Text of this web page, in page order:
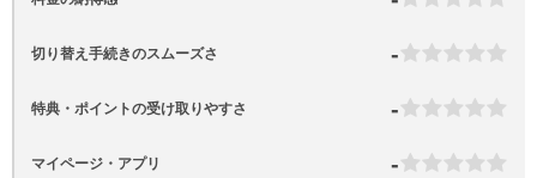
切り替え手続きのスムーズさ -
特典・ポイントの受け取りやすさ -
マイページ・アプリ -